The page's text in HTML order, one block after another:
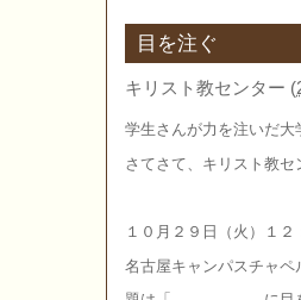
目を注ぐ
キリスト教センター (
学生さんが力を注いだ
さてさて、キリスト教
１０月２９日（火）１２
名古屋キャンパスチャ